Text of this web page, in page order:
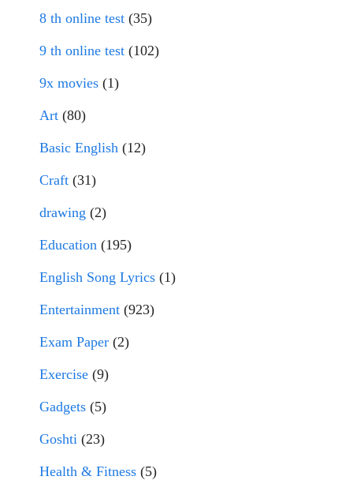
8 th online test (35)
9 th online test (102)
9x movies (1)
Art (80)
Basic English (12)
Craft (31)
drawing (2)
Education (195)
English Song Lyrics (1)
Entertainment (923)
Exam Paper (2)
Exercise (9)
Gadgets (5)
Goshti (23)
Health & Fitness (5)